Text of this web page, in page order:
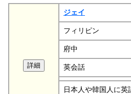
ジェイ
フィリピン
府中
英会話
日本人や韓国人に英